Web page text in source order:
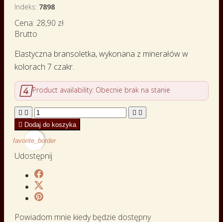
Indeks 7898
Cena: 28,90 zł
Brutto
Elastyczna bransoletka, wykonana z minerałów w
kolorach 7 czakr.
Product availability: Obecnie brak na stanie
   
 Dodaj do koszyka
favorite_border
Udostępnij
Powiadom mnie kiedy będzie dostępny